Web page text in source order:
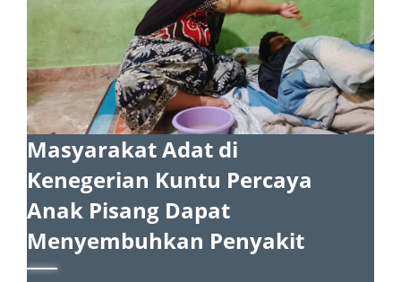
Masyarakat Adat di
Kenegerian Kuntu Percaya
Anak Pisang Dapat
Menyembuhkan Penyakit